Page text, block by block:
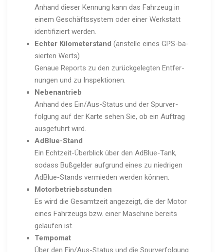
Anhand dieser Kennung kann das Fahrzeug in
einem Geschäfts­system oder einer Werkstatt
identi­fi­ziert werden.
Echter Kilome­ter­stand (anstelle eines GPS-ba­
sierten Werts)
Genaue Reports zu den zurück­ge­legten Entfer­
nungen und zu Inspek­tionen.
Neben­an­trieb
Anhand des Ein/Aus-Status und der Spurver­
folgung auf der Karte sehen Sie, ob ein Auftrag
ausgeführt wird.
AdBlu­e-Stand
Ein Echtzeit-Über­blick über den AdBlue-Tank,
sodass Bußgelder aufgrund eines zu niedrigen
AdBlu­e-Stands vermieden werden können.
Motor­be­triebs­stunden
Es wird die Gesamtzeit angezeigt, die der Motor
eines Fahrzeugs bzw. einer Maschine bereits
gelaufen ist.
Tempomat
Über den Ein/Aus-Status und die Spurver­folgung